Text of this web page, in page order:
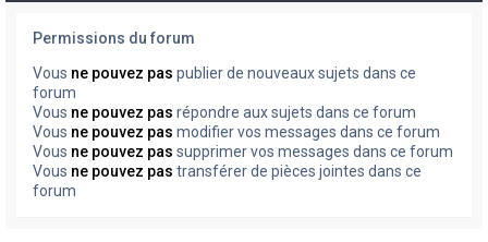
Permissions du forum
Vous ne pouvez pas publier de nouveaux sujets dans ce
forum
Vous ne pouvez pas répondre aux sujets dans ce forum
Vous ne pouvez pas modifier vos messages dans ce forum
Vous ne pouvez pas supprimer vos messages dans ce forum
Vous ne pouvez pas transférer de pièces jointes dans ce
forum